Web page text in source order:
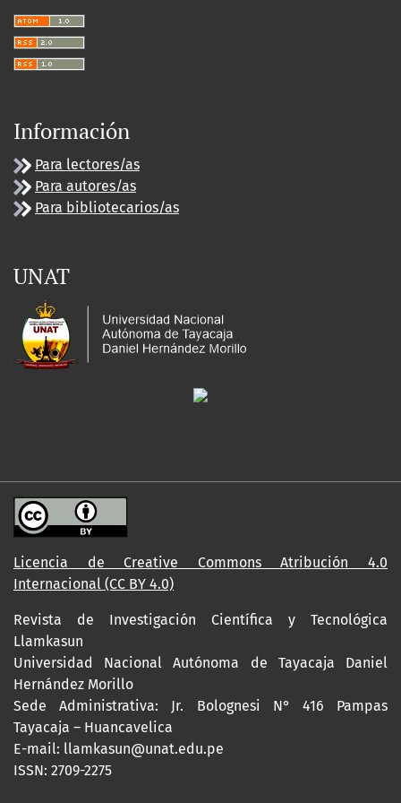
Información
Para lectores/as
Para autores/as
Para bibliotecarios/as
UNAT
Licencia de Creative Commons Atribución 4.0
Internacional (CC BY 4.0)
Revista de Investigación Científica y Tecnológica
Llamkasun
Universidad Nacional Autónoma de Tayacaja Daniel
Hernández Morillo
Sede Administrativa: Jr. Bolognesi N° 416 Pampas
Tayacaja – Huancavelica
E-mail: llamkasun@unat.edu.pe
ISSN: 2709-2275